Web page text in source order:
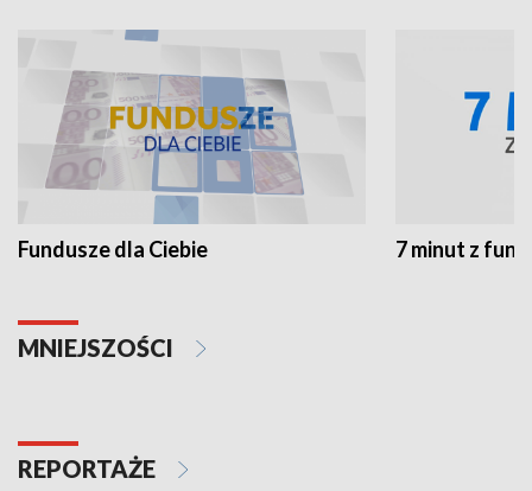
Fundusze dla Ciebie 7 minut z
MNIEJSZOŚCI
REPORTAŻE